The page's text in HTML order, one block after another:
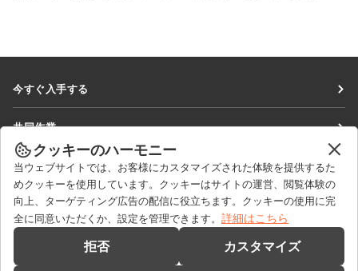
今すぐ入手する
DocSpace
Workspace
コネクター
デスクトップアプリ
モバイルアプリ
共同作業
貢献者向け
翻訳者向け
インフルエンサー向け
求人情報
ニュースを見る
ブログ
ヘルプを得る
フォーラム
セールスに関する質問
sales@onlyoffice.com
クッキーのハーモニー
当ウェブサイトでは、お客様にカスタマイズされた体験を提供するた
めクッキーを使用しています。クッキーはサイトの運営、閲覧体験の
向上、ターゲティング広告の配信に役立ちます。クッキーの使用に完
全に同意いただくか、設定を管理できます。 詳細はこちら
拒否 カスタマイズ